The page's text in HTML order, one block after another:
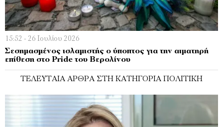
15:52 - 26 Ιουλίου 2026
Σεσημασμένος ισλαμιστής ο ύποπτος για την αιματηρή
επίθεση στο Pride του Βερολίνου
ΤΕΛΕΥΤΑΊΑ ΆΡΘΡΑ ΣΤΗ ΚΑΤΗΓΟΡΊΑ ΠΟΛΙΤΙΚΉ